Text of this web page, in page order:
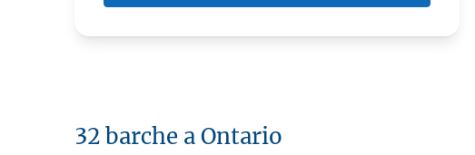
32 barche a Ontario